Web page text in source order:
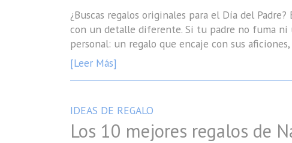
¿Buscas regalos originales para el Día del
con un detalle diferente. Si tu padre no fuma ni
personal: un regalo que encaje con sus
[Leer Más]
IDEAS DE REGALO
Los 10 mejores regalos de